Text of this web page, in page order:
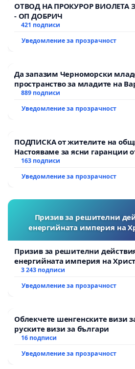
ОТВОД НА ПРОКУРОР ВИОЛЕТА
- ОП ДОБРИЧ
421 подписи
Уведомление за прозрачност
Да запазим Черноморски
пространство за младите на
889 подписи
Уведомление за прозрачност
ПОДПИСКА от жителите на
Настояваме за ясни гаранции
АД и от държавата, че ще се
163 подписи
Уведомление за прозрачност
Призив за решителни
енергийната империя на
Призив за решителни
енергийната империя на
3 243 подписи
Уведомление за прозрачност
Облекчете шенгенските визи
руските визи за българи
16 подписи
Уведомление за прозрачност